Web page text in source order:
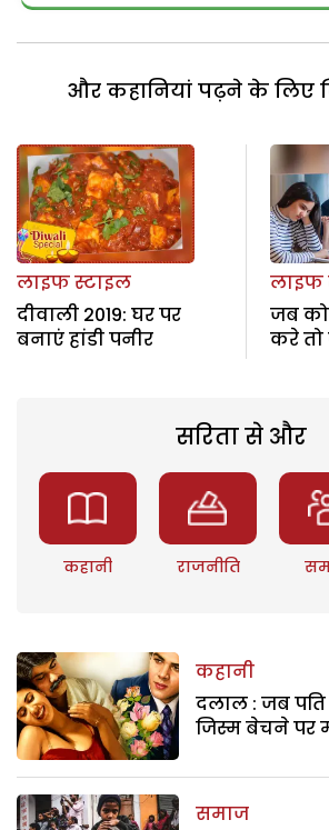
और कहानियां पढ़ने के लिए
लाइफ स्टाइल
दीवाली 2019: घर पर
बनाएं हांडी पनीर
लाइफ
जब
करे तो
सरिता से और
कहानी राजनीति
कहानी
दलाल : जब
जिस्म बेचने पर
समाज